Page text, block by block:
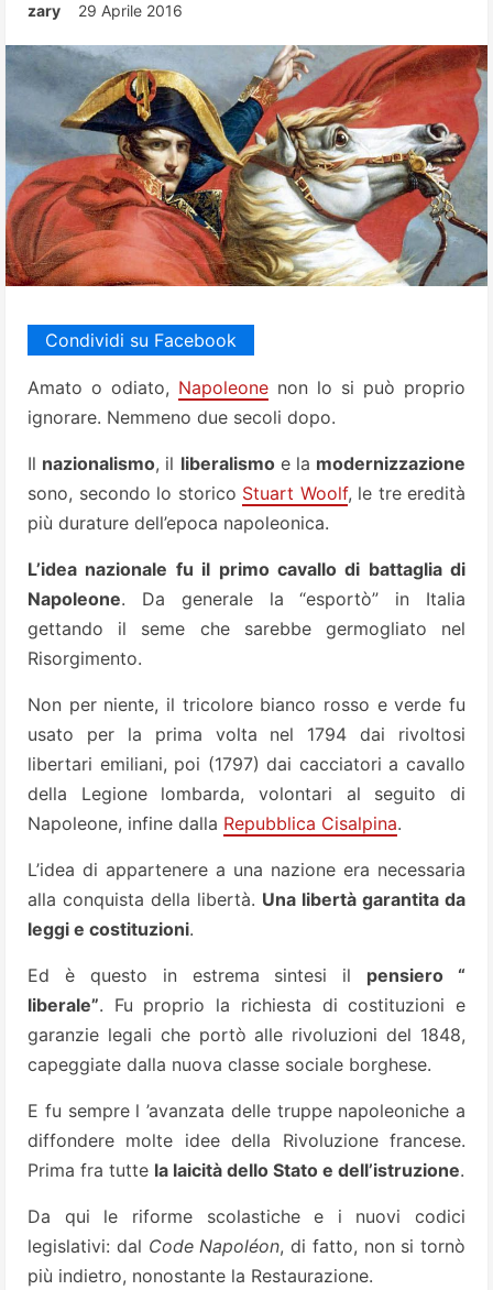
zary 29 Aprile 2016
Condividi su Facebook
Amato o odiato, Napoleone non lo si può proprio
ignorare. Nemmeno due secoli dopo.
Il nazionalismo, il liberalismoe la modernizzazione
sono, secondo lo storico Stuart Woolf, le tre eredità
più durature dell’epoca napoleonica.
L’idea nazionale fu il primo cavallo di battaglia di
Napoleone. Da generale la “esportò” in Italia
gettando il seme che sarebbe germogliato nel
Risorgimento.
Non per niente, il tricolore bianco rosso e verde fu
usato per la prima volta nel 1794 dai rivoltosi
libertari emiliani, poi (1797) dai cacciatori a cavallo
della Legione lombarda, volontari al seguito di
Napoleone, infine dalla Repubblica Cisalpina.
L’idea di appartenere a una nazione era necessaria
alla conquista della libertà. Una libertà garantita da
leggi e costituzioni.
Ed è questo in estrema sintesi il pensiero “
liberale”. Fu proprio la richiesta di costituzioni e
garanzie legali che portò alle rivoluzioni del 1848,
capeggiate dalla nuova classe sociale borghese.
E fu sempre l ’avanzata delle truppe napoleoniche a
diffondere molte idee della Rivoluzione francese.
Prima fra tutte la laicità dello Stato e dell’istruzione.
Da qui le riforme scolastiche e i nuovi codici
legislativi: dal Code Napoléon, di fatto, non si tornò
più indietro, nonostante la Restaurazione.